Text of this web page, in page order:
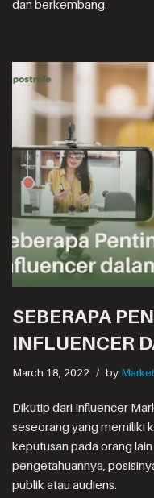
dan berkembang.
SEBERAPA
INFLUENCER
March 18, 2022 by
Dikutip dari Influencer
seseorang yang memiliki
keputusan pada orang
pengetahuannya,
publik atau audiens.